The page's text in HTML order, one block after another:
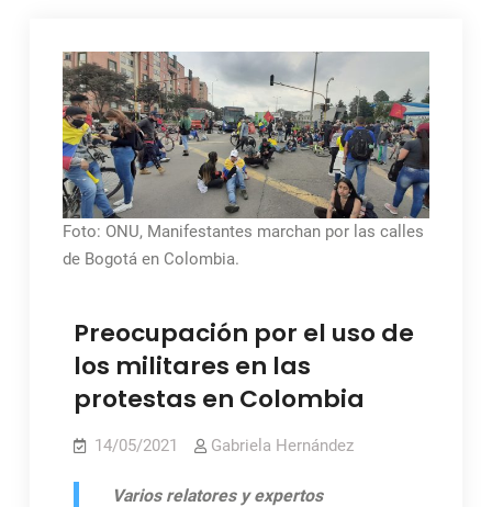
Foto: ONU, Manifestantes marchan por las calles
de Bogotá en Colombia.
Preocupación por el uso de
los militares en las
protestas en Colombia
14/05/2021 Gabriela Hernández
Varios relatores y expertos